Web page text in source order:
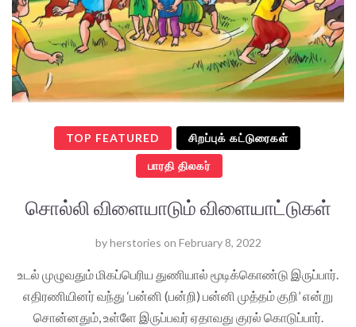
TOP FEATURED சிறப்புக் கட்டுரைகள்
பாரதி திலகர்
சொல்லி விளையாடும் விளையாட்டுகள்
byherstories on February 8, 2022
உடல் முழுவதும் மிகப்பெரிய துணியால் மூடிக்கொண்டு இருப்பார்.
எதிரணியினர் வந்து ‘பன்னி (பன்றி) பன்னி முத்தம் குறி’ என்று
சொன்னதும், உள்ளே இருப்பவர் ஏதாவது குரல் கொடுப்பார்.